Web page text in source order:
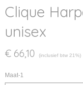
Clique
unisex
€ 66,10 (inclusief btw 21%)
Maat-1